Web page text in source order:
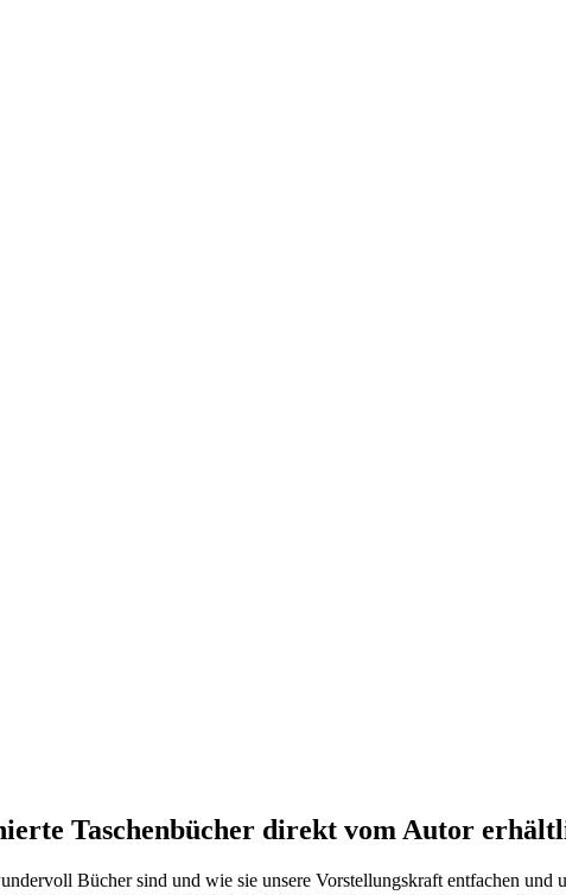
Taschenbücher direkt vom Autor
Bücher sind und wie sie unsere Vorstellungskraft entfachen und